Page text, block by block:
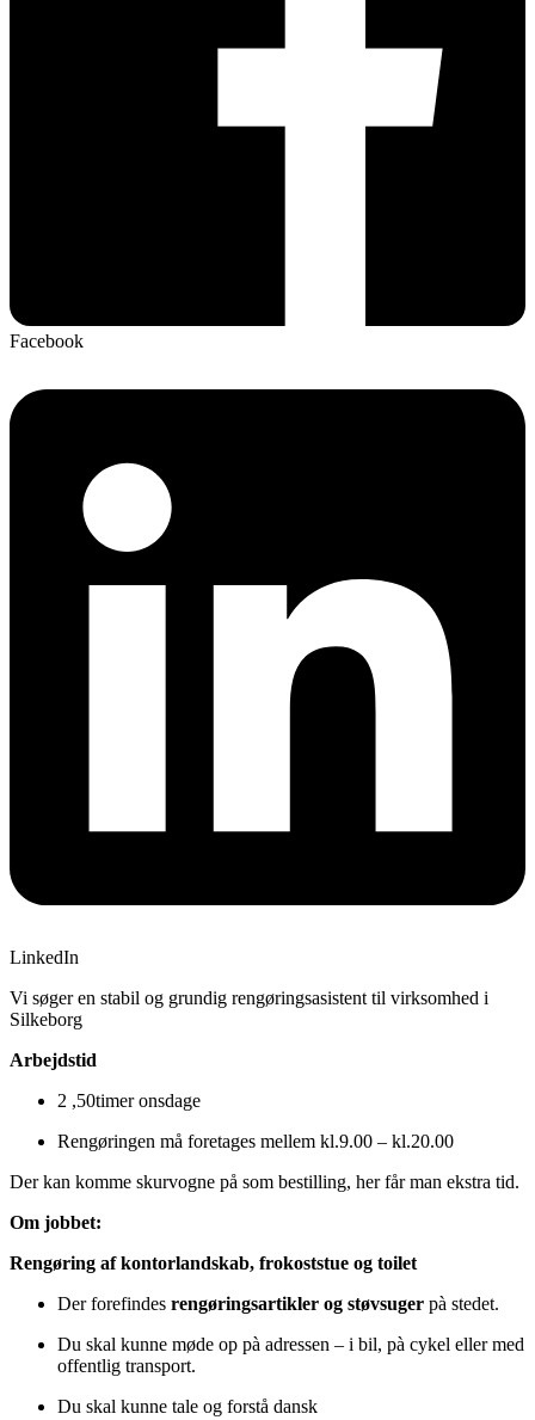
Facebook
LinkedIn
Vi søger en stabil og grundig rengøringsasistent til virksomhed i
Silkeborg
Arbejdstid
2 ,50timer onsdage
Rengøringen må foretages mellem kl.9.00 – kl.20.00
Der kan komme skurvogne på som bestilling, her får man ekstra tid.
Om jobbet:
Rengøring af kontorlandskab, frokoststue og toilet
Der forefindes rengøringsartikler og støvsuger pà stedet.
Du skal kunne møde op pà adressen – i bil, pà cykel eller med
offentlig transport.
Du skal kunne tale og forstå dansk